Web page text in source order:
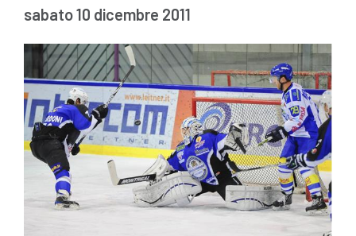
sabato 10 dicembre 2011